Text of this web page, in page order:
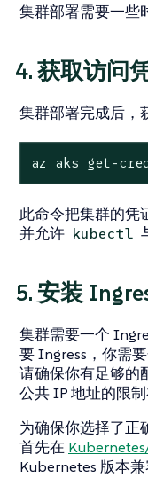
集群部署需要一些
4. 获取访问
集群部署完成后，
az aks get-
此命令把集群的凭
并允许 kubectl
5. 安装
集群需要一个
要 Ingress，你需
请确保你有足够的
公共 IP 地址的限
为确保你选择了正
首先在
Kubernetes 版本